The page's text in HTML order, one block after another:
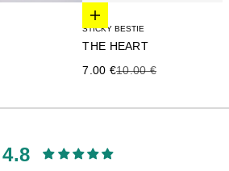
Elige opciones
STICKY BESTIE
THE HEART
Precio de oferta
7.00 €Precio anterior
10.00 €
4.8